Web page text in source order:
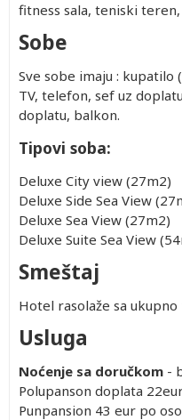
fitness sala, teniski
Sobe
Sve sobe imaju : kupatilo
TV, telefon, sef uz
doplatu, balkon.
Tipovi soba:
Deluxe City view (27m2)
Deluxe Side Sea View
Deluxe Sea View (27m2)
Deluxe Suite Sea View
Smeštaj
Hotel rasolaže sa ukupno
Usluga
Noćenje sa doručkom -
Polupanson doplata
Punpansion 43 eur po